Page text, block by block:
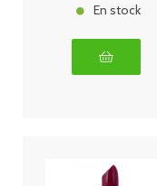
En stock